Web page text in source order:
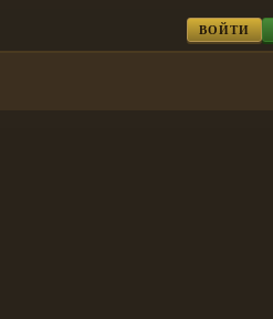
ВОЙТИ